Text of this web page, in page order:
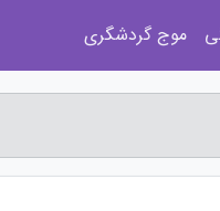
موج گردشگری